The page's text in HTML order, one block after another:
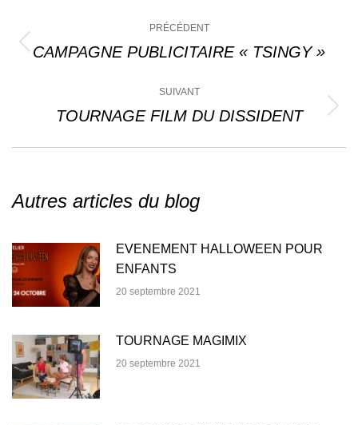
article
PRÉCÉDENT
Article
:
CAMPAGNE PUBLICITAIRE « TSINGY »
SUIVANT
Article
TOURNAGE FILM DU DISSIDENT
Autres articles du blog
EVENEMENT HALLOWEEN POUR
ENFANTS
20 septembre 2021
TOURNAGE MAGIMIX
20 septembre 2021